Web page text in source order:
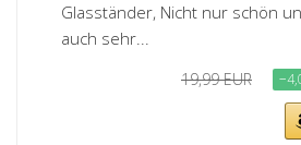
Glasständer, Nicht nur schön
auch sehr...
19,99 EUR